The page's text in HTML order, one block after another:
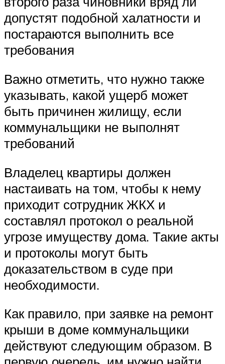
допустят подобной халатности и
постараются выполнить все
требования
Важно отметить, что нужно также
указывать, какой ущерб может
быть причинен жилищу, если
коммунальщики не выполнят
требований
Владелец квартиры должен
настаивать на том, чтобы к нему
приходит сотрудник ЖКХ и
составлял протокол о реальной
угрозе имуществу дома. Такие акты
и протоколы могут быть
доказательством в суде при
необходимости.
Как правило, при заявке на ремонт
крыши в доме коммунальщики
действуют следующим образом. В